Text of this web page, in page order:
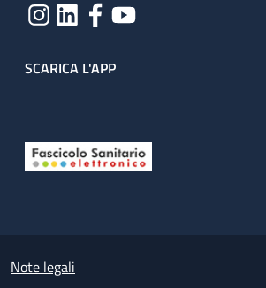
SCARICA L'APP
Small prints
Note legali